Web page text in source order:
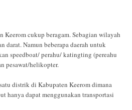
Keerom cukup beragam. Sebagian wilayah
darat. Namun beberapa daerah untuk
speedboat/ perahu/ katingting (pereahu
pesawat/helikopter.
distrik di Kabupaten Keerom dimana
hanya dapat menggunakan transportasi